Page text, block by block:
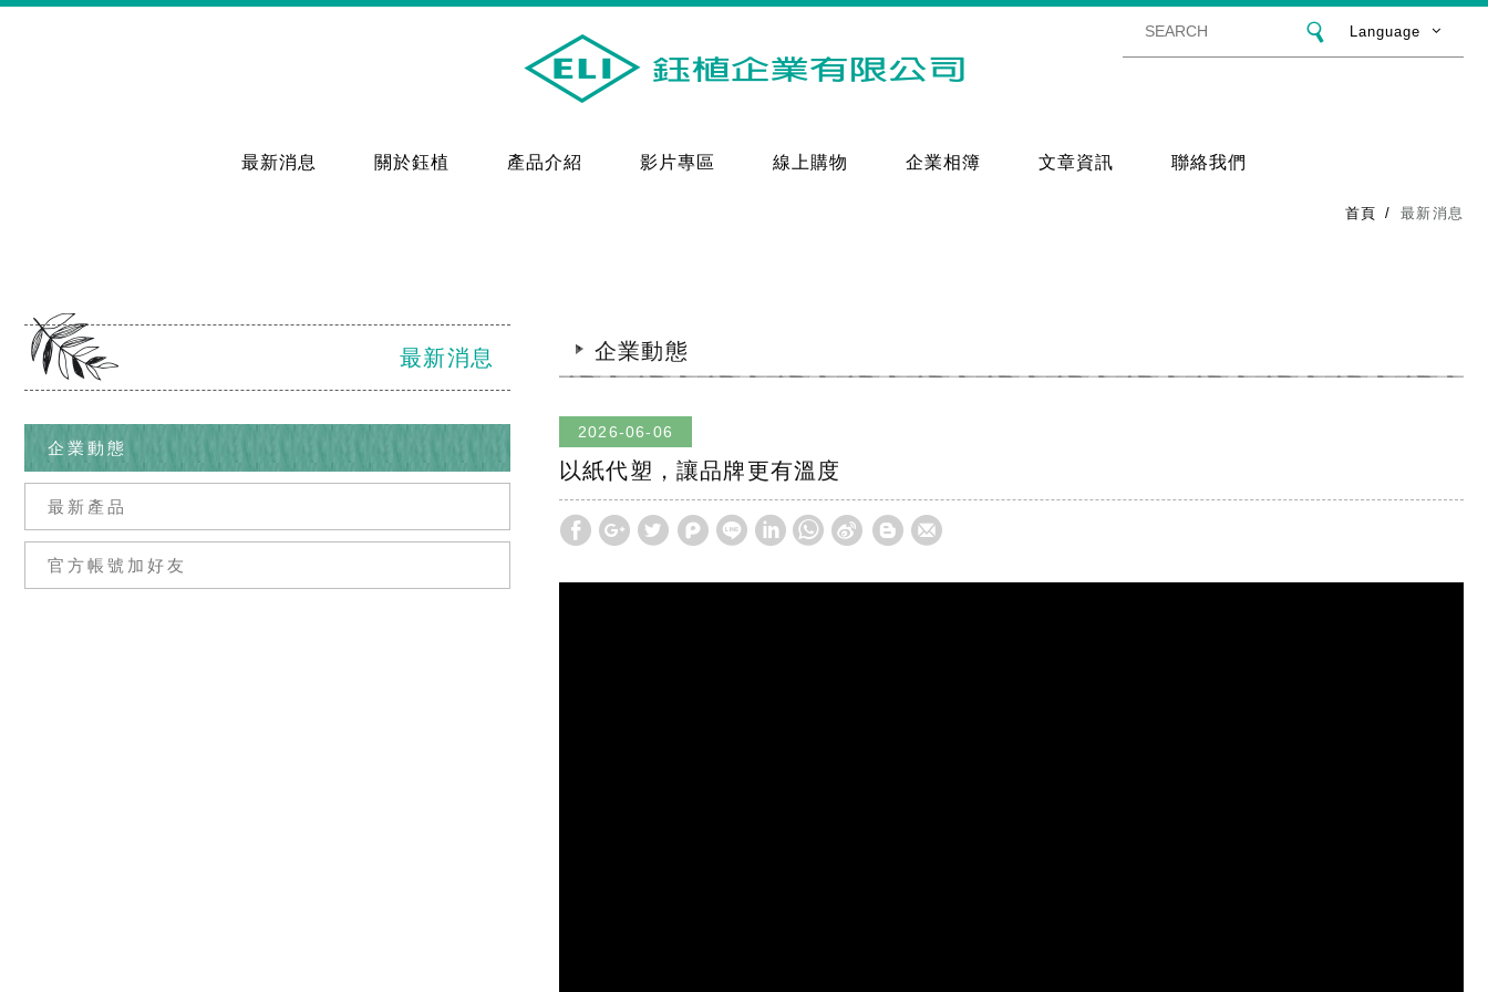
Language
最新消息 關於鈺植 產品介紹 影片專區 線上購物 企業相簿 文章資訊 聯絡我們
首頁 最新消息
最新消息
企業動態
最新產品
官方帳號加好友
企業動態
2026-06-06
以紙代塑，讓品牌更有溫度